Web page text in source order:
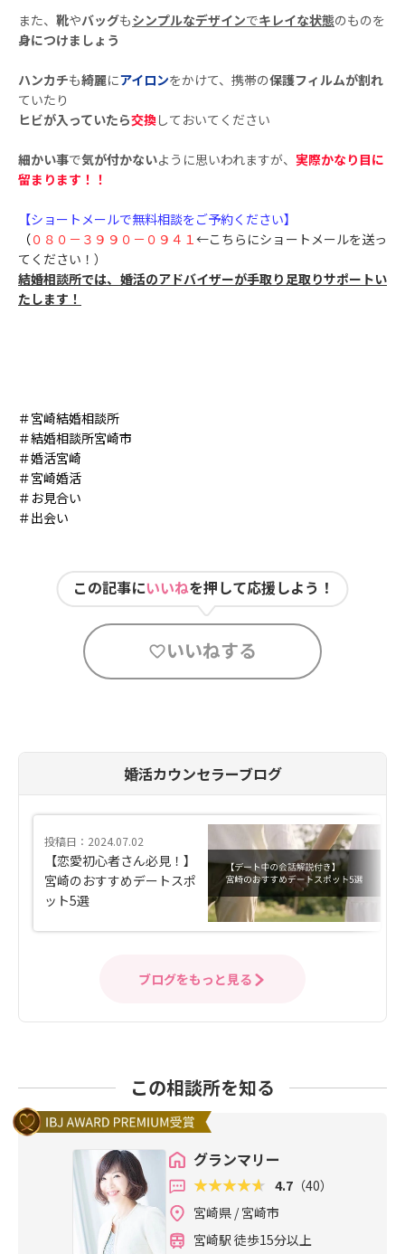
また、 靴やバッグもシンプルなデザインでキレイな状態のものを
身につけましょう
ハンカチも綺麗にアイロンをかけて、携帯の保護フィルムが割れ
ていたり
ヒビが入っていたら交換しておいてください
細かい事で気が付かないように思いわれますが、 実際かなり目に
留まります！！
【ショートメールで無料相談をご予約ください】
（０８０－３９９０－０９４１←こちらにショートメールを送っ
てください！）
結婚相談所では、婚活のアドバイザーが手取り足取りサポートい
たします！
＃宮崎結婚相談所
＃結婚相談所宮崎市
＃婚活宮崎
＃宮崎婚活
＃お見合い
＃出会い
この記事にいいねを押して応援しよう！
いいねする
婚活カウンセラーブログ
投稿日：2024.07.02
【恋愛初心者さん必見！】
宮崎のおすすめデートスポ
ット5選
ブログをもっと見る
この相談所を知る
グランマリー
4.7 （40）
宮崎県 / 宮崎市
宮崎駅 徒歩15分以上